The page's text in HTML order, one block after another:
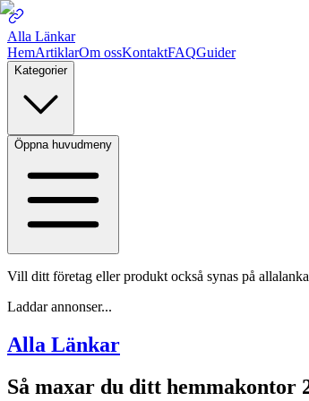
Alla Länkar
HemArtiklarOm ossKontaktFAQGuider
Kategorier
Öppna huvudmeny
Vill ditt företag eller produkt också synas på
Laddar annonser...
Alla Länkar
Så maxar du ditt hemmakontor